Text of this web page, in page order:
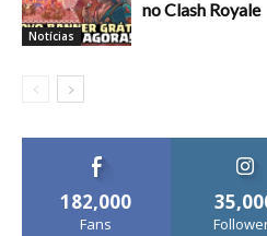
Notícias
no Clash Royale
182,000
Fans